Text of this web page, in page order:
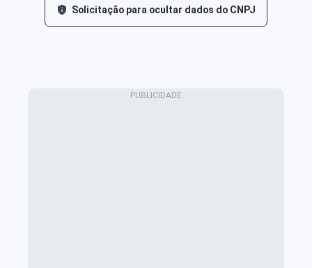
Solicitação para ocultar dados do CNPJ